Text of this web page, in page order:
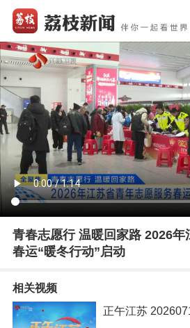
青春志愿行 温暖回家路 2026
春运“暖冬行动”启动
相关视频
正午江苏